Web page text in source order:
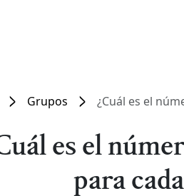
Grupos ¿Cuál es el
es el
para